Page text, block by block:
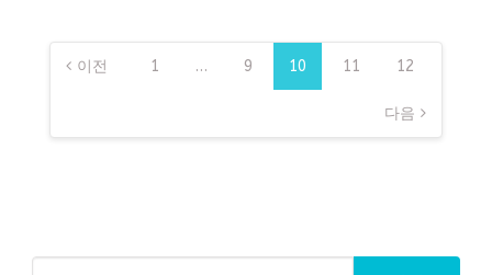
글
페 이전 1 … 9 10 11 12
다음